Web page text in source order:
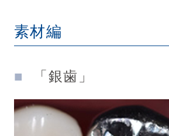
素材編
「銀歯」